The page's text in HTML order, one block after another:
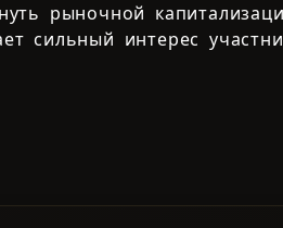
рыночной
сильный интерес